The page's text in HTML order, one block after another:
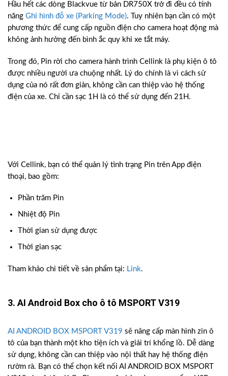
Hầu hết các dòng Blackvue từ bản DR750X trở đi đều có tính
năng Ghi hình đỗ xe (Parking Mode). Tuy nhiên bạn cần có một
phương thức để cung cấp nguồn điện cho camera hoạt động mà
không ảnh hưởng đến bình ắc quy khi xe tắt máy.
Trong đó, Pin rời cho camera hành trình Cellink là phụ kiện ô tô
được nhiều người ưa chuộng nhất. Lý do chính là vì cách sử
dụng của nó rất đơn giản, không cần can thiệp vào hệ thống
điện của xe. Chỉ cần sạc 1H là có thể sử dụng đến 21H.
Với Cellink, bạn có thể quản lý tình trạng Pin trên App điện
thoại, bao gồm:
Phần trăm Pin
Nhiệt độ Pin
Thời gian sử dụng được
Thời gian sạc
Tham khảo chi tiết về sản phẩm tại: Link.
3. AI Android Box cho ô tô MSPORT V319
AI ANDROID BOX MSPORT V319 sẽ nâng cấp màn hình zin ô
tô của bạn thành một kho tiện ích và giải trí khổng lồ. Dễ dàng
sử dụng, không cần can thiệp vào nội thất hay hệ thống điện
rườm rà. Bạn có thể chọn kết nối AI ANDROID BOX MSPORT